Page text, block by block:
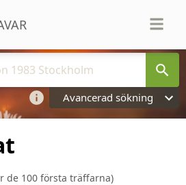
Avancerad sökning
de 100 första träffarna)